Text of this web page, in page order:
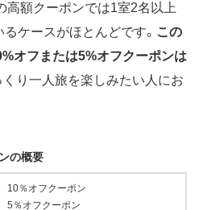
高額クーポンでは1室2名以上
ケースがほとんどです。 この
オフまたは5%オフクーポンは
くり一人旅を楽しみたい人にお
の概要
10％オフクーポン
5％オフクーポン